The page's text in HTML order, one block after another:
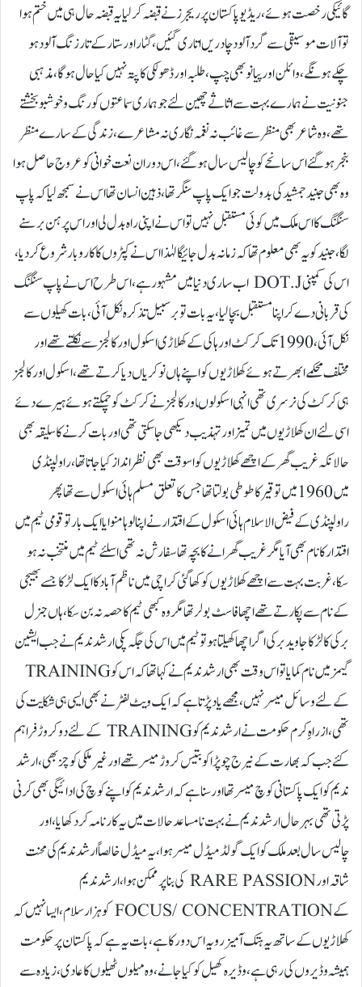
گائیکی رخصت ہوئے، ریڈیو پاکستان پر ریجرز نے قبضہ کر لیا یہ قبضہ حال ہی میں ختم ہوا
تو آلات موسیقی سے گرد آلود چادریں اتاری گئیں، گٹار اور ستار کے تار زنگ آلود ہو
چکے ہونگے ، وائلن اور پیانو بھی چپ ، طلبہ اور ڈھولکی کا پتہ نہیں کیا حال ہوگا، مذہبی
جنونیت نے ہمارے بہت سے اثاثے چھین لئے جو ہماری سماعتوں کو رنگ و خوشبو بخشتے
تھے، وہ شاعر بھی منظر سے غائب نہ نغمہ نگاری نہ مشاعرے، زندگی کے سارے منظر
بنجر ہو گئے اس سانحے کو چالیس سال ہو گئے ، اس دوران نعت خوانی کو عروج حاصل ہوا
وہ بھی جنید جمشید کی بدولت جو ایک پاپ سنگر تھا، ذہین انسان تھا اس نے سمجھ لیا کہ پاپ
سنگنگ کااس ملک میں کوئی مستقبل نہیں تو اس نے اپنی راہ بدل لی اور اس پر ہن برسنے
لگا، جنید کو یہ بھی معلوم تھا کہ زمانہ بدل جائیگا لہٰذا اس نے کپڑوں کا کاروبار شروع کر دیا،
اس کی کمپنی DOT.J اب ساری دنیا میں مشہور ہے ، اس طرح اس نے پاپ سنگنگ
کی قربانی دے کر اپنا مستقبل بچا لیا، یہ بات تو برسبیل تذکرہ نکل آئی، بات کھیلوں سے
نکل آئی، 1990 تک کرکٹ اور ہاکی کے کھلاڑی اسکول اور کالجز سے نکلتے تھے اور
مختلف محکمے ابھرتے ہوئے کھلاڑیوں کو اپنے ہاں نوکریاں دیا کرتے تھے، اسکول اور کالجز
ہی کرکٹ کی نرسری تھی انہی اسکولوںاور کالجز نے کرکٹ کو چمکتے ہوئے ہیرے دئے
اسی لئے ان کھلاڑیوں میں تمیز اور تہذیب دیکھی جا سکتی تھی اور بات کرنے کا سلیقہ بھی
حالانکہ غریب گھر کے اچھے کھلاڑیوں کو اسوقت بھی نظر انداز کیا جاتا تھا، راولپنڈی
میں 1960 میں توقیر کا طوطی بولتا تھا جس کا تعلق مسلم ہائی اسکول سے تھا پھر
راولپنڈی کے فیض الاسلام ہائی اسکول کے اقتدار نے اپنا لوہا منوایاایک بار تو قومی ٹیم میں
اقتدار کا نام بھی آیا مگر غریب گھرانے کا بچہ تھا سفارش نہ تھی اسلئے ٹیم میں منتخب نہ ہو
سکا، غربت بہت سے اچھے کھلاڑیوں کو کھا گئی کراچی میں ناظم آبادکا ایک لڑکا جسے بھیجی
کے نام سے پکارتے تھے اچھا فاسٹ بولر تھا مگر وہ کبھی ٹیم کا حصہ نہ بن سکا، ہاں جنرل
برکی کا لڑکا جاوید برکی اگر اچھا کھیلتا ہو تو ٹیم میں اس کی جگہ پکی ارشد ندیم نے جب ایشین
گیمز میں نام کمایا تو اس وقت بھی ارشد ندیم نے کہا تھا کہ اس کو TRAINING
کے لئے وسائل میسر نہیں، مجھے یاد پڑتا ہے کہ ایک ویٹ لفٹر نے بھی ایسی ہی شکایت کی
تھی، از راہِ کرم حکومت نے ارشد ندیم کو TRAINING کے لئے دو کروڑ فراہم
کئے جب کہ بھارت کے نیرج چوپڑا کو بتیس کروڑ میسر تھے اور غیر ملکی کوچز بھی، ارشد
ندیم کو ایک پاکستانی کوچ میسر تھا اور سنا ہے کہ ارشد ندیم کو اپنے کوچ کی ادائیگی بھی کرنی
پڑتی تھی بہر حال ارشد ندیم نے بہت نامساعد حالات میں یہ کارنامہ کر دکھایا، اور
چالیس سال بعد ملک کو ایک گولڈ میڈل میسر ہوا، یہ میڈل خالصاً ارشد ندیم کی محنت
شاقہ اور RARE PASSION کی بنا پر ممکن ہوا، ارشد ندیم
کے FOCUS/ CONCENTRATION کو ہزار سلام، ایسا نہیں کہ
کھلاڑیوں کے ساتھ یہ ہتک آمیز رویہ اس دور کا ہے، بات یہ ہے کہ پاکستان پر حکومت
ہمیشہ وڈیروں کی رہی ہے، وڈیرہ کھیل کو کیا جانے، وہ میلوں ٹھیلوں کا عادی، زیادہ سے